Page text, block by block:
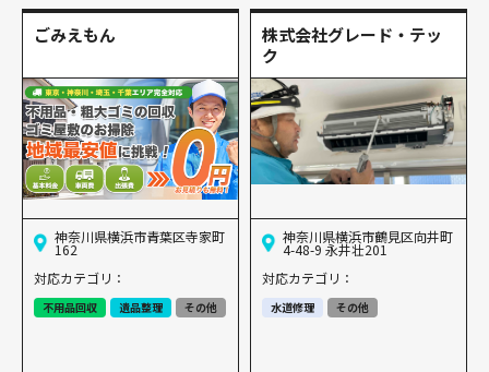
ごみえもん
神奈川県横浜市青葉区寺家町
162
対応カテゴリ：
不用品回収 遺品整理 その他
株式会社グレード・テッ
ク
神奈川県横浜市鶴見区向井町
4-48-9 永井壮201
対応カテゴリ：
水道修理 その他